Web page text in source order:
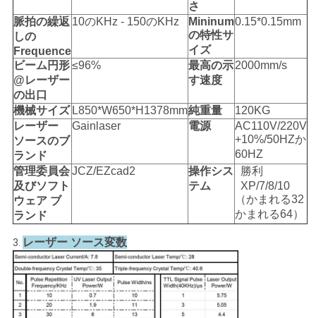
さ
脈拍の繰返
しの
Frequence
10のKHz - 150のKHz
Mininum
の特性サ
イズ
0.15*0.15mm
ビーム円形
@レーザー
の出口
≤96%
最高の示
す速度
2000mm/s
機械サイズ L850*W650*H1378mm純重量
120KG
レーザー
ソースのブ
ランド
Gainlaser 電源
AC110V/220V
+10%/50HZか
60HZ
管理委員会
及びソフト
ウェア ブ
ランド
JCZ/EZcad2
操作シス
テム
勝利
XP/7/8/10
（かまれる32
かまれる64）
3. レーザー ソース変数